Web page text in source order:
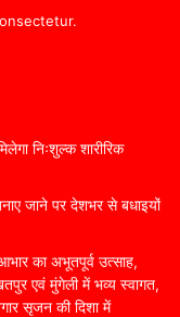
निःशुल्क शारीरिक
जाने पर देशभर से बधाइयों
का अभूतपूर्व उत्साह,
एवं मुंगेली में भव्य स्वागत,
सृजन की दिशा में